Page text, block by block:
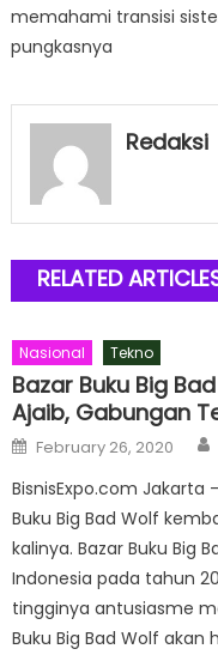
memahami transisi
pungkasnya
Redaksi
RELATED
Nasional Tekno
Bazar Buku Big
Ajaib, Gabungan
Posted
on
February 26, 2020
BisnisExpo.com Jakarta
Buku Big Bad Wolf
kalinya. Bazar Buku Big
Indonesia pada tahun
tingginya antusiasme
Buku Big Bad Wolf akan